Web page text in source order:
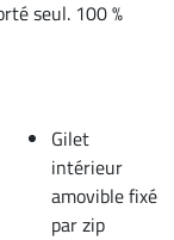
seul. 100 %
Gilet
intérieur
amovible fixé
par zip